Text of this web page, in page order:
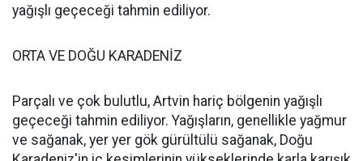
yağışlı geçeceği tahmin ediliyor.
ORTA VE DOĞU KARADENİZ
Parçalı ve çok bulutlu, Artvin hariç bölgenin yağışlı
geçeceği tahmin ediliyor. Yağışların, genellikle yağmur
ve sağanak, yer yer gök gürültülü sağanak, Doğu